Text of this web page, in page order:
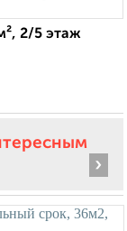
2/5 этаж
›